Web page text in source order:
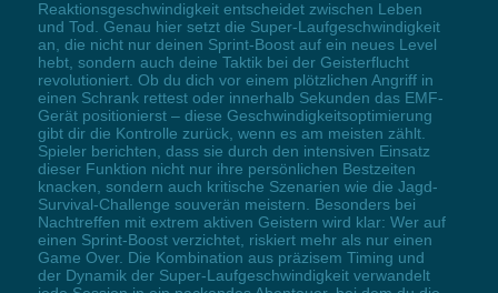
Reaktionsgeschwindigkeit entscheidet zwischen Leben
und Tod. Genau hier setzt die Super-Laufgeschwindigkeit
an, die nicht nur deinen Sprint-Boost auf ein neues Level
hebt, sondern auch deine Taktik bei der Geisterflucht
revolutioniert. Ob du dich vor einem plötzlichen Angriff in
einen Schrank rettest oder innerhalb Sekunden das EMF-
Gerät positionierst – diese Geschwindigkeitsoptimierung
gibt dir die Kontrolle zurück, wenn es am meisten zählt.
Spieler berichten, dass sie durch den intensiven Einsatz
dieser Funktion nicht nur ihre persönlichen Bestzeiten
knacken, sondern auch kritische Szenarien wie die Jagd-
Survival-Challenge souverän meistern. Besonders bei
Nachtreffen mit extrem aktiven Geistern wird klar: Wer auf
einen Sprint-Boost verzichtet, riskiert mehr als nur einen
Game Over. Die Kombination aus präzisem Timing und
der Dynamik der Super-Laufgeschwindigkeit verwandelt